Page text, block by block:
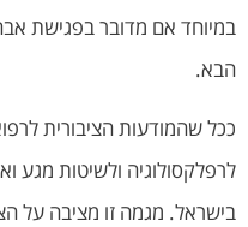
במיוחד אם מדובר בפגישת
הבא.
ככל שהמודעות הציבורית
לרפלקסולוגיה ולשיטות מגע
בישראל. מגמה זו מציבה על